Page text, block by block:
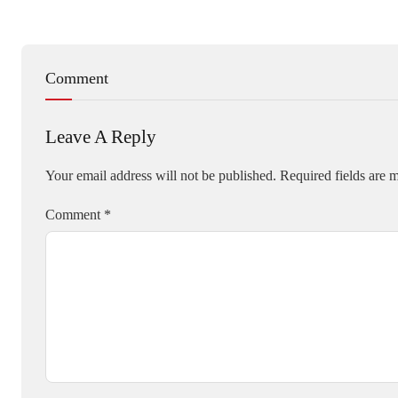
Comment
Leave A Reply
Your email address will not be published. Required fields are
Comment *